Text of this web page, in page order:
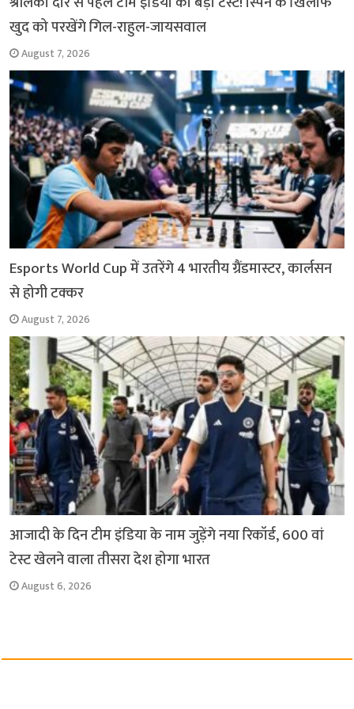
खुद को परखेंगे गिल-राहुल-जायसवाल
August 7, 2026
Esports World Cup में उतरेंगे 4 भारतीय ग्रैंडमास्टर, कार्लसन
से होगी टक्कर
August 7, 2026
आजादी के दिन टीम इंडिया के नाम जुड़ेंगे नया रिकॉर्ड, 600 वां
टेस्ट खेलने वाला तीसरा देश होगा भारत
August 6, 2026